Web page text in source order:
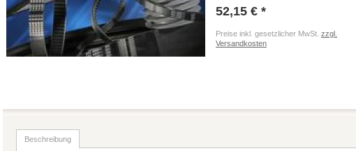
52,15 € *
Preise inkl. gesetzlicher MwSt. zzgl.
Versandkosten
Beschreibung